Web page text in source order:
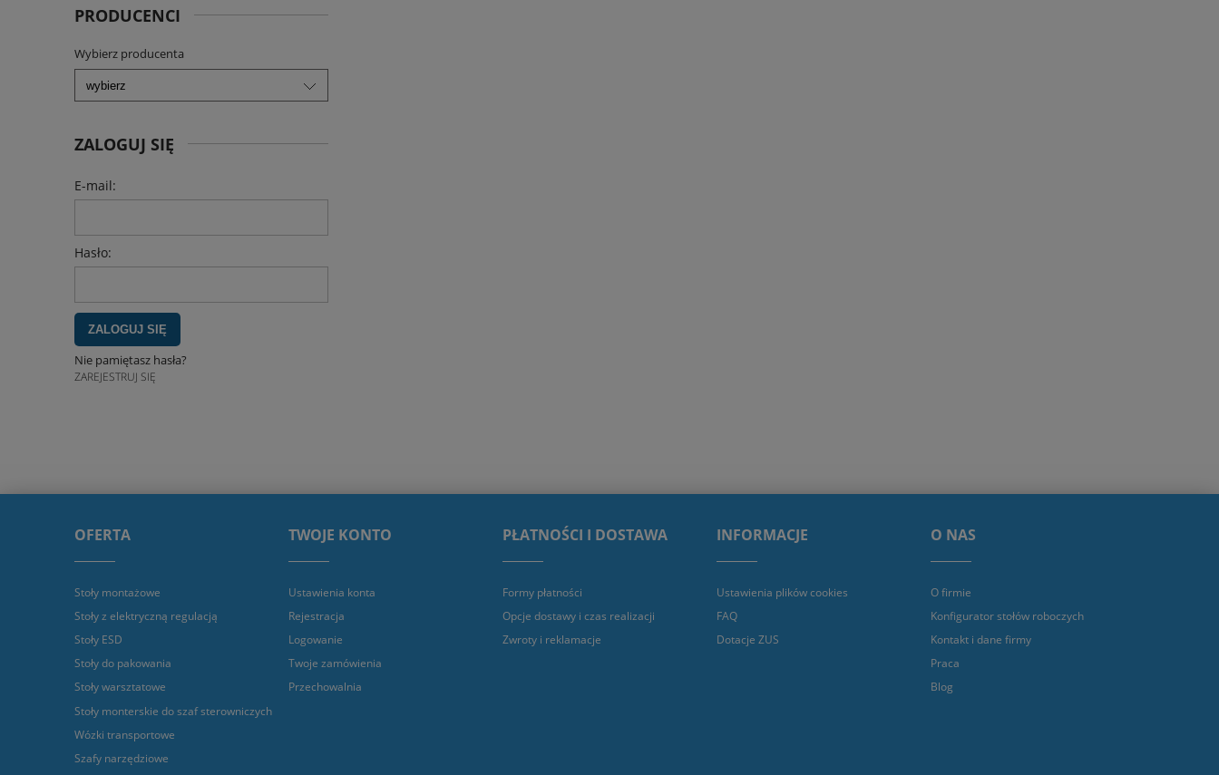
PRODUCENCI
Wybierz producenta
ZALOGUJ SIĘ
E-mail:
Hasło:
ZALOGUJ SIĘ
Nie pamiętasz hasła?
ZAREJESTRUJ SIĘ
OFERTA
Stoły montażowe
Stoły z elektryczną regulacją
Stoły ESD
Stoły do pakowania
Stoły warsztatowe
Stoły monterskie do szaf sterowniczych
Wózki transportowe
Szafy narzędziowe
TWOJE KONTO
Ustawienia konta
Rejestracja
Logowanie
Twoje zamówienia
Przechowalnia
PŁATNOŚCI I DOSTAWA
Formy płatności
Opcje dostawy i czas realizacji
Zwroty i reklamacje
INFORMACJE
Ustawienia plików cookies
FAQ
Dotacje ZUS
O NAS
O firmie
Konfigurator stołów roboczych
Kontakt i dane firmy
Praca
Blog